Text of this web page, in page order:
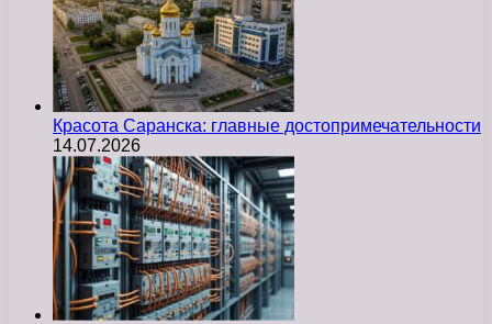
Красота Саранска: главные достопримечательности
14.07.2026